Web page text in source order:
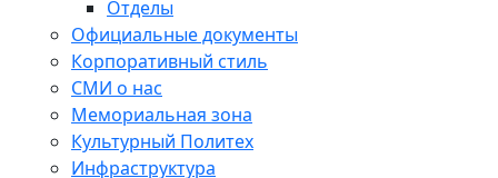
Отделы
Официальные документы
Корпоративный стиль
СМИ о нас
Мемориальная зона
Культурный Политех
Инфраструктура